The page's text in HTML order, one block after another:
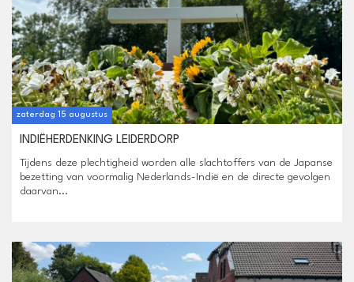
zaterdag 15 augustus
INDIËHERDENKING LEIDERDORP
Tijdens deze plechtigheid worden alle slachtoffers van de Japanse
bezetting van voormalig Nederlands-Indië en de directe gevolgen
daarvan...